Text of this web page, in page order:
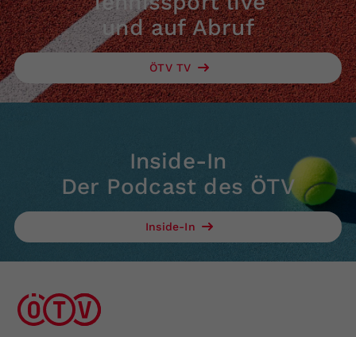
und auf Abruf
ÖTV TV
Inside-In
Der Podcast des ÖTV
Inside-In